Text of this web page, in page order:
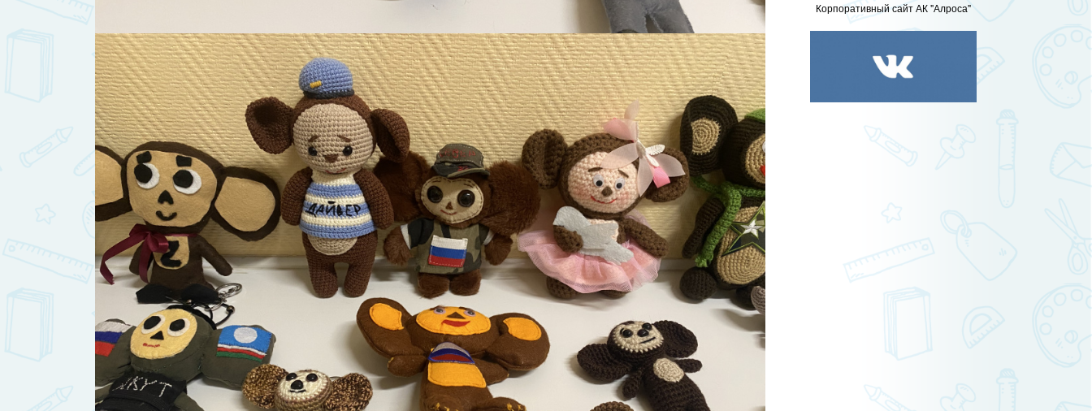
Корпоративный сайт АК "Алроса"